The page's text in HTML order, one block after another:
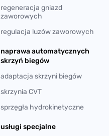
regeneracja gniazd
zaworowych
regulacja luzów zaworowych
naprawa automatycznych
skrzyń biegów
adaptacja skrzyni biegów
skrzynia CVT
sprzęgła hydrokinetyczne
usługi specjalne